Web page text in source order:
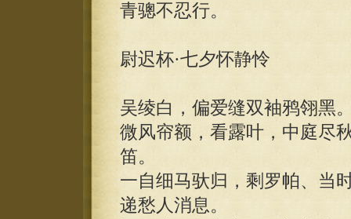
青骢不忍行。
尉迟杯·七夕怀静怜
吴绫白，偏爱缝双袖鸦翎黑
微风帘额，看露叶，中庭尽
笛。
一自细马驮归，剩罗帕、当
递愁人消息。